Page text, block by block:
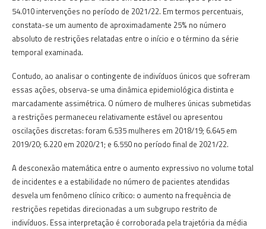
54.010 intervenções no período de 2021/22. Em termos percentuais,
constata-se um aumento de aproximadamente 25% no número
absoluto de restrições relatadas entre o início e o término da série
temporal examinada.
Contudo, ao analisar o contingente de indivíduos únicos que sofreram
essas ações, observa-se uma dinâmica epidemiológica distinta e
marcadamente assimétrica. O número de mulheres únicas submetidas
a restrições permaneceu relativamente estável ou apresentou
oscilações discretas: foram 6.535 mulheres em 2018/19; 6.645 em
2019/20; 6.220 em 2020/21; e 6.550 no período final de 2021/22.
A desconexão matemática entre o aumento expressivo no volume total
de incidentes e a estabilidade no número de pacientes atendidas
desvela um fenômeno clínico crítico: o aumento na frequência de
restrições repetidas direcionadas a um subgrupo restrito de
indivíduos. Essa interpretação é corroborada pela trajetória da média